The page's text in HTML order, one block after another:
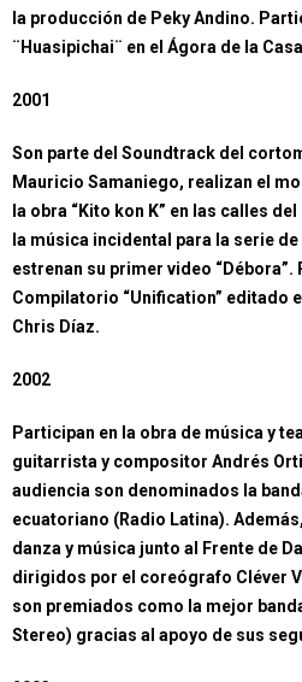
la producción de Peky Andino.
¨Huasipichai¨ en el Ágora de la
2001
Son parte del Soundtrack del
Mauricio Samaniego, realizan el
la obra “Kito kon K” en las calles
la música incidental para la serie de
estrenan su primer video “Débora”.
Compilatorio “Unification” editado
Chris Díaz.
2002
Participan en la obra de música y
guitarrista y compositor Andrés
audiencia son denominados la
ecuatoriano (Radio Latina).
danza y música junto al Frente de
dirigidos por el coreógrafo Cléver
son premiados como la mejor
Stereo) gracias al apoyo de sus